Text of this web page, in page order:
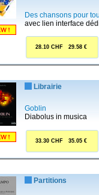
Des chansons pour
avec lien interface
28.10 CHF 29.58 €
Librairie
Goblin
Diabolus in musica
33.30 CHF 35.05 €
Partitions